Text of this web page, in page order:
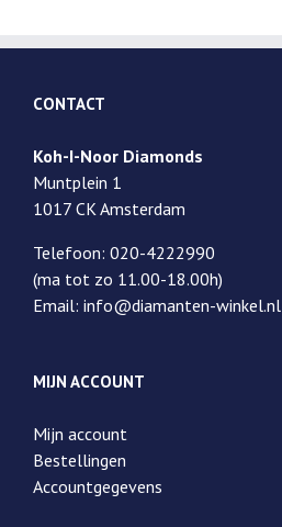
CONTACT
Koh-I-Noor Diamonds
Muntplein 1
1017 CK Amsterdam
Telefoon: 020-4222990
(ma tot zo 11.00-18.00h)
Email: info@diamanten-winkel.nl
MIJN ACCOUNT
Mijn account
Bestellingen
Accountgegevens